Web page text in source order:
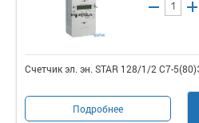
Счетчик эл. эн. STAR 128/1/2 С7-
Подробнее